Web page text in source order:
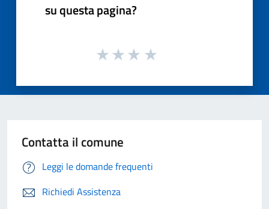
su questa pagina?
Contatta il comune
Leggi le domande frequenti
Richiedi Assistenza